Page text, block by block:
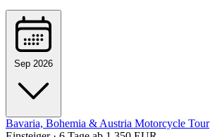
Sep 2026
Bavaria, Bohemia & Austria Motorcycle Tour